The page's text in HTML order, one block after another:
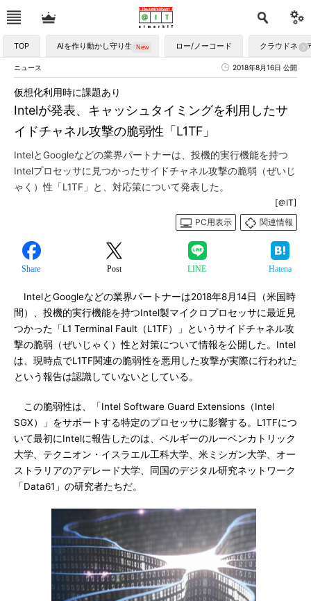
TOP AIを作り動かし守り生かす ロー/ノーコード クラウドネイ
ニュース 2018年8月16日 公開
Intelが発表、キャッシュタイミングを利用したサ
イドチャネル攻撃の脆弱性「L1TF」
仮想化利用時に課題あり
IntelとGoogleなどの業界パートナーは、投機的実行機能を持つ
Intelプロセッサに見つかったサイドチャネル攻撃の脆弱（ぜいじ
ゃく）性「L1TF」と、対応策について発表した。
[＠IT]
PC用表示
関連情報
Share Post LINE Hatena
IntelとGoogleなどの業界パートナーは2018年8月14日（米国時
間）、投機的実行機能を持つIntel製マイクロプロセッサに最近見
つかった「L1 Terminal Fault（L1TF）」というサイドチャネル攻
撃の脆弱（ぜいじゃく）性と対策について情報を公開した。Intel
は、現時点でL1TF関連の脆弱性を悪用した攻撃が実際に行われた
という報告は認識していないとしている。
この脆弱性は、「Intel Software Guard Extensions（Intel
SGX）」をサポートする特定のプロセッサに影響する。L1TFにつ
いて最初にIntelに報告したのは、ベルギーのルーベンカトリック
大学、テクニオン・イスラエル工科大学、米ミシガン大学、オー
ストラリアのアデレード大学、同国のデジタル研究ネットワーク
「Data61」の研究者たちだ。